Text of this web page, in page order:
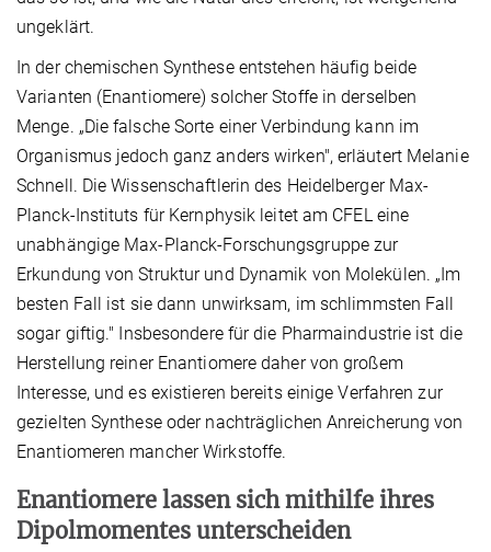
ungeklärt.
In der chemischen Synthese entstehen häufig beide
Varianten (Enantiomere) solcher Stoffe in derselben
Menge. „Die falsche Sorte einer Verbindung kann im
Organismus jedoch ganz anders wirken", erläutert Melanie
Schnell. Die Wissenschaftlerin des Heidelberger Max-
Planck-Instituts für Kernphysik leitet am CFEL eine
unabhängige Max-Planck-Forschungsgruppe zur
Erkundung von Struktur und Dynamik von Molekülen. „Im
besten Fall ist sie dann unwirksam, im schlimmsten Fall
sogar giftig." Insbesondere für die Pharmaindustrie ist die
Herstellung reiner Enantiomere daher von großem
Interesse, und es existieren bereits einige Verfahren zur
gezielten Synthese oder nachträglichen Anreicherung von
Enantiomeren mancher Wirkstoffe.
Enantiomere lassen sich mithilfe ihres
Dipolmomentes unterscheiden